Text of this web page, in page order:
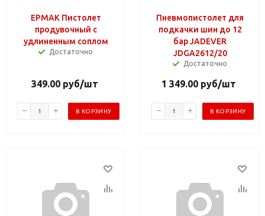
ЕРМАК Пистолет
продувочный с
удлиненным соплом
Достаточно
349.00руб/шт
В КОРЗИНУ
Пневмопистолет для
подкачки шин до 12
бар JADEVER
JDGA2612/20
Достаточно
1 349.00 руб/шт
В КОРЗИНУ